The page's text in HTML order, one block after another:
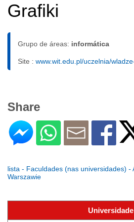
Grafiki
Grupo de áreas: informática
Site : www.wit.edu.pl/uczelnia/
Share
lista - Faculdades (nas universidades) -
Warszawie
Universidade